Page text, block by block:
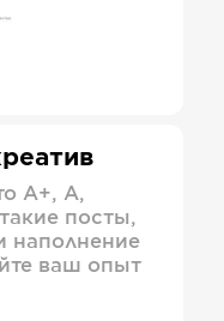
А+, А,
посты,
наполнение
ваш опыт